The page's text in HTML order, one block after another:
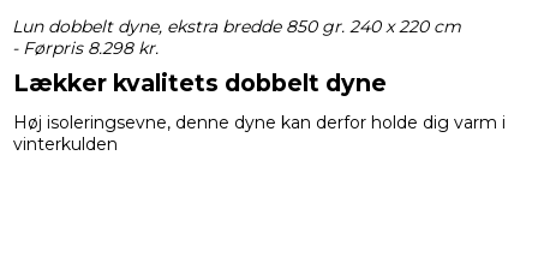
Lun dobbelt dyne, ekstra bredde 850 gr. 240 x 220 cm
- Førpris 8.298 kr.
Lækker kvalitets dobbelt dyne
Høj isoleringsevne, denne dyne kan derfor holde dig varm i
vinterkulden